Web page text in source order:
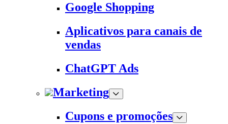
Google Shopping
Aplicativos para canais de
vendas
ChatGPT Ads
Marketing
Cupons e promoções